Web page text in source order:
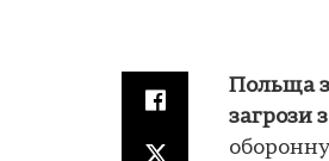
Польща
загрози